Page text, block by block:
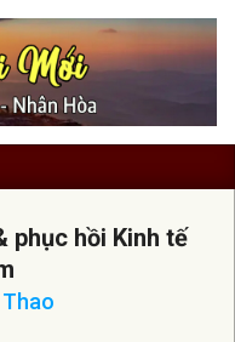
phục hồi Kinh tế